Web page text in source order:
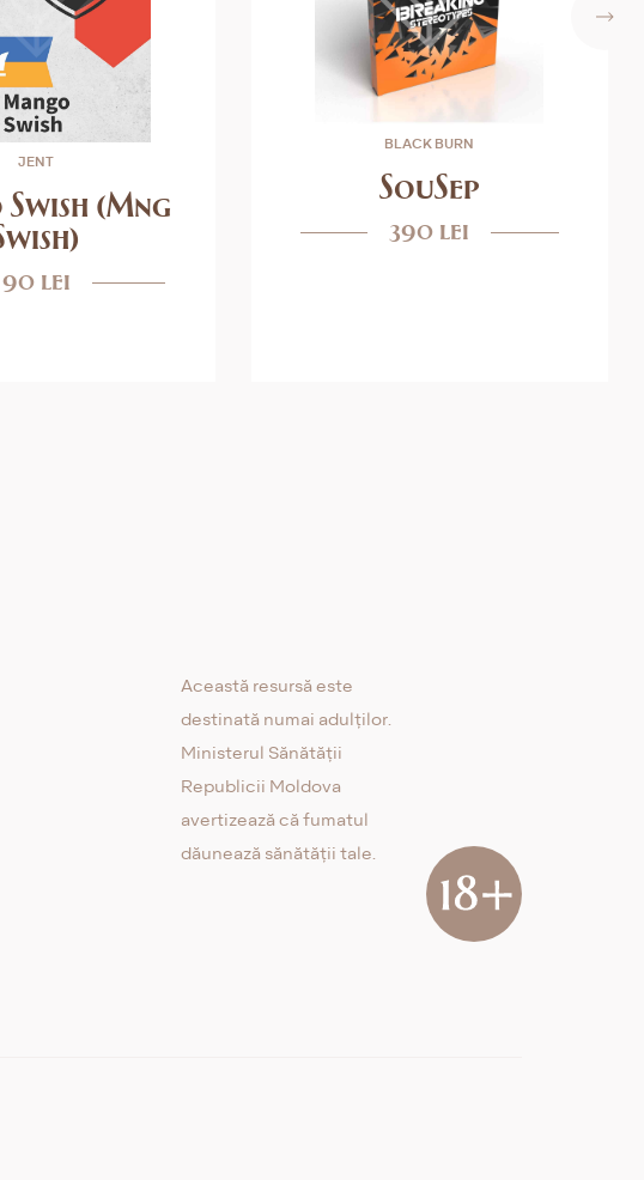
JENT
(Mng
90 lei
BLACK BURN
SouSep
390 lei
Această resursă este
destinată numai adulților.
Ministerul Sănătății
Republicii Moldova
avertizează că fumatul
dăunează sănătății tale.